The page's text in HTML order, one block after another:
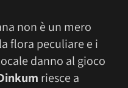
non è un mero
flora peculiare e i
danno al gioco
riesce a